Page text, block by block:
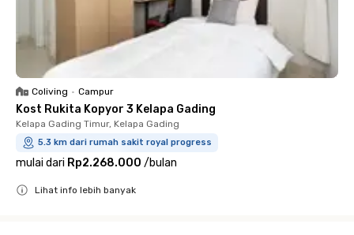
Coliving • Campur
Kost Rukita Kopyor 3 Kelapa Gading
Kelapa Gading Timur, Kelapa Gading
5.3 km dari rumah sakit royal progress
mulai dari Rp2.268.000 /bulan
Lihat info lebih banyak